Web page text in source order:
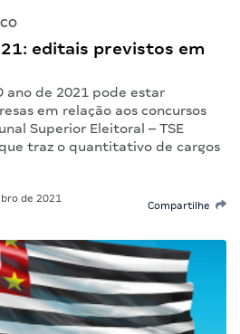
editais previstos em
ano de 2021 pode estar
em relação aos concursos
Superior Eleitoral – TSE
traz o quantitativo de cargos
de 2021
Compartilhe